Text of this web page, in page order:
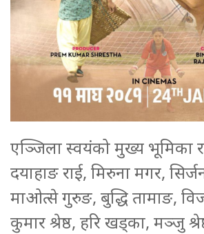
एञ्जिला स्वयंको मुख्य भूमिका
दयाहाङ राई, मिरुना मगर,
माओत्से गुरुङ, बुद्धि तामाङ,
कुमार श्रेष्ठ, हरि खड्का, मञ्जु